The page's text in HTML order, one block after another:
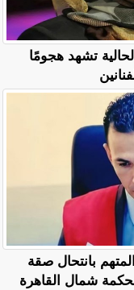
تشهد هجومًا
بانتحال صقة